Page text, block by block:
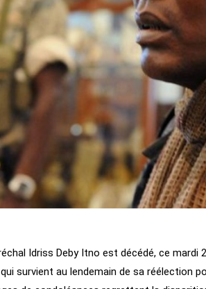
Idriss Deby Itno est décédé, ce mardi
survient au lendemain de sa réélection